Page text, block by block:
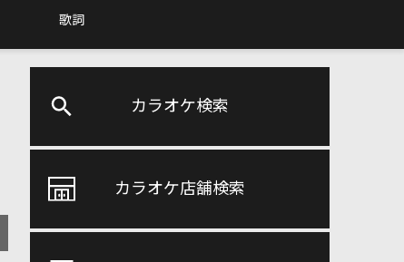
歌詞
カラオケ検索
カラオケ店舗検索